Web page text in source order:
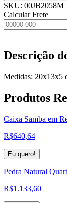
SKU: 00JB2058M
Calcular Frete
Descrição
Medidas: 20x13x5
Produtos
Caixa Samba em
R$640,64
Eu quero!
Pedra Natural
R$1.133,60